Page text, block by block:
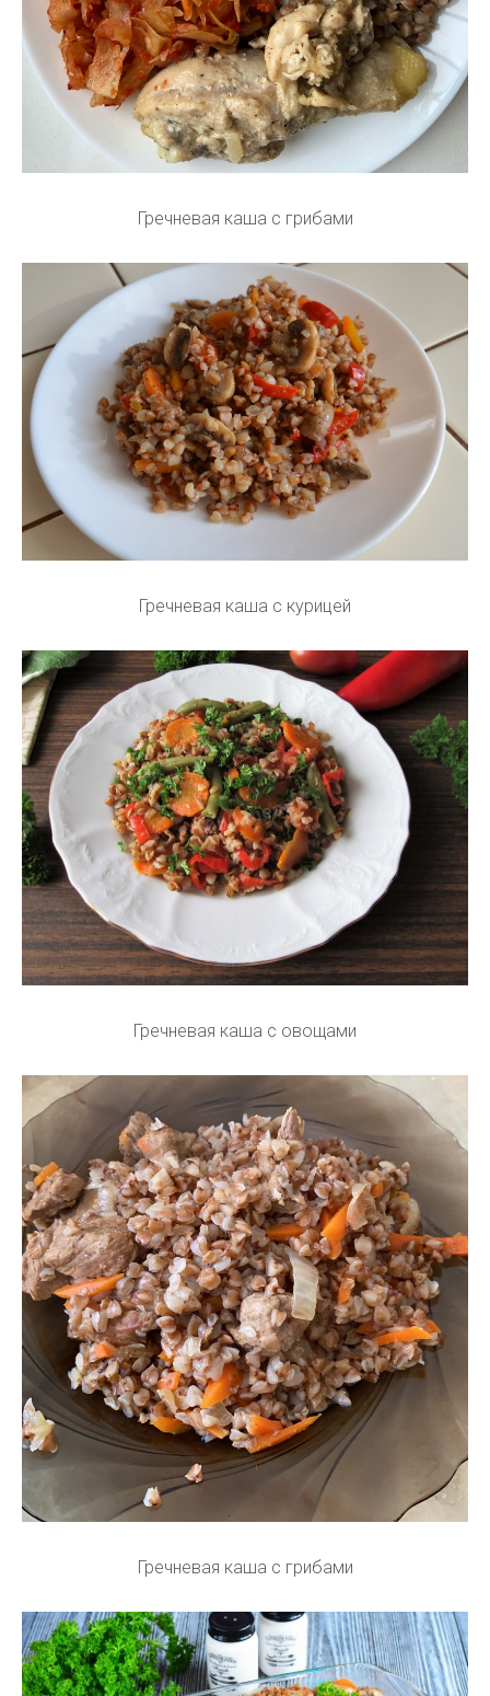
Гречневая каша с грибами
Гречневая каша с курицей
Гречневая каша с овощами
Гречневая каша с грибами